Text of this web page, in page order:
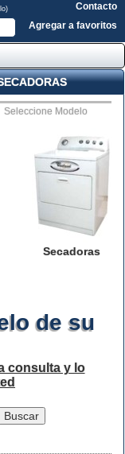
Contacto
Agregar a favoritos
Seleccione Modelo
Secadoras
de su
consulta y lo